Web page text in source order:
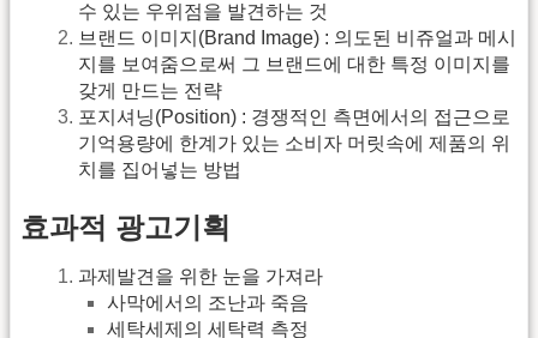
수 있는 우위점을 발견하는 것
브랜드 이미지(Brand Image) : 의도된 비쥬얼과 메시
지를 보여줌으로써 그 브랜드에 대한 특정 이미지를
갖게 만드는 전략
포지셔닝(Position) : 경쟁적인 측면에서의 접근으로
기억용량에 한계가 있는 소비자 머릿속에 제품의 위
치를 집어넣는 방법
효과적 광고기획
과제발견을 위한 눈을 가져라
사막에서의 조난과 죽음
세탁세제의 세탁력 측정